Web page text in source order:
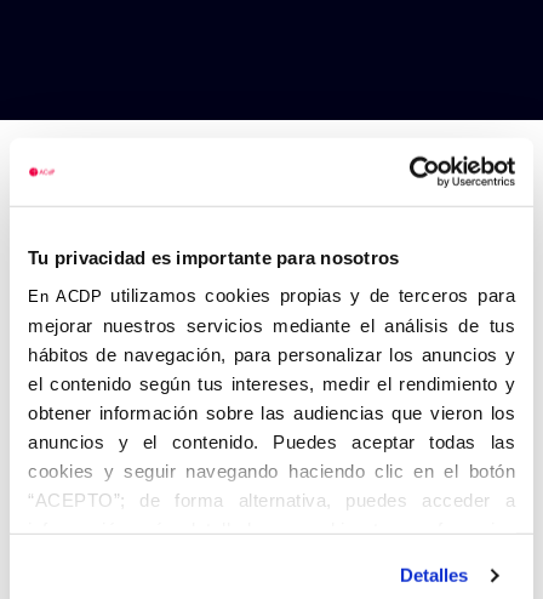
Tu privacidad es importante para nosotros
En ACDP utilizamos cookies propias y de terceros para
mejorar nuestros servicios mediante el análisis de tus
hábitos de navegación, para personalizar los anuncios y
el contenido según tus intereses, medir el rendimiento y
obtener información sobre las audiencias que vieron los
anuncios y el contenido. Puedes aceptar todas las
cookies y seguir navegando haciendo clic en el botón
“ACEPTO”; de forma alternativa, puedes acceder a
información más detallada y cambiar tus preferencias
en el botón "Personalizar". Para más información puedes
Detalles
Siguiente